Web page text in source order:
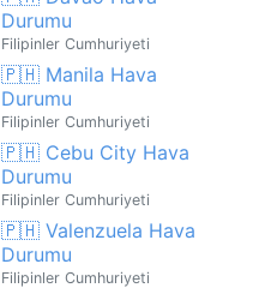
Durumu
Filipinler Cumhuriyeti
🇵🇭 Manila Hava
Durumu
Filipinler Cumhuriyeti
🇵🇭 Cebu City Hava
Durumu
Filipinler Cumhuriyeti
🇵🇭 Valenzuela Hava
Durumu
Filipinler Cumhuriyeti